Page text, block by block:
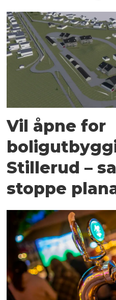
Vil åpne for
Stillerud –
stoppe